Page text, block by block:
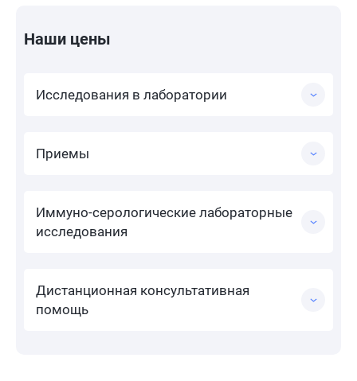
Наши цены
Исследования в лаборатории
Приемы
Иммуно-серологические лабораторные
исследования
Дистанционная консультативная
помощь